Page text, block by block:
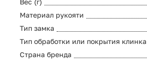
Вес (г)
Материал рукояти
Тип замка
Тип обработки или покрытия клинка
Страна бренда